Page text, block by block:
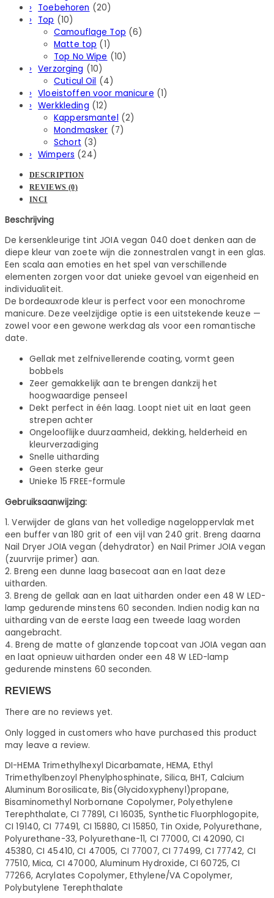
Toebehoren (20)
Top (10)
Camouflage Top (6)
Matte top (1)
Top No Wipe (10)
Verzorging (10)
Cuticul Oil (4)
Vloeistoffen voor manicure (1)
Werkkleding (12)
Kappersmantel (2)
Mondmasker (7)
Schort (3)
Wimpers (24)
DESCRIPTION
REVIEWS (0)
INCI
Beschrijving
De kersenkleurige tint JOIA vegan 040 doet denken aan de
diepe kleur van zoete wijn die zonnestralen vangt in een glas.
Een scala aan emoties en het spel van verschillende
elementen zorgen voor dat unieke gevoel van eigenheid en
individualiteit.
De bordeauxrode kleur is perfect voor een monochrome
manicure. Deze veelzijdige optie is een uitstekende keuze —
zowel voor een gewone werkdag als voor een romantische
date.
Gellak met zelfnivellerende coating, vormt geen
bobbels
Zeer gemakkelijk aan te brengen dankzij het
hoogwaardige penseel
Dekt perfect in één laag. Loopt niet uit en laat geen
strepen achter
Ongelooflijke duurzaamheid, dekking, helderheid en
kleurverzadiging
Snelle uitharding
Geen sterke geur
Unieke 15 FREE-formule
Gebruiksaanwijzing:
1. Verwijder de glans van het volledige nageloppervlak met
een buffer van 180 grit of een vijl van 240 grit. Breng daarna
Nail Dryer JOIA vegan (dehydrator) en Nail Primer JOIA vegan
(zuurvrije primer) aan.
2. Breng een dunne laag basecoat aan en laat deze
uitharden.
3. Breng de gellak aan en laat uitharden onder een 48 W LED-
lamp gedurende minstens 60 seconden. Indien nodig kan na
uitharding van de eerste laag een tweede laag worden
aangebracht.
4. Breng de matte of glanzende topcoat van JOIA vegan aan
en laat opnieuw uitharden onder een 48 W LED-lamp
gedurende minstens 60 seconden.
REVIEWS
There are no reviews yet.
Only logged in customers who have purchased this product
may leave a review.
DI-HEMA Trimethylhexyl Dicarbamate, HEMA, Ethyl
Trimethylbenzoyl Phenylphosphinate, Silica, BHT, Calcium
Aluminum Borosilicate, Bis(Glycidoxyphenyl)propane,
Bisaminomethyl Norbornane Copolymer, Polyethylene
Terephthalate, CI 77891, CI 16035, Synthetic Fluorphlogopite,
CI 19140, CI 77491, CI 15880, CI 15850, Tin Oxide, Polyurethane,
Polyurethane-33, Polyurethane-11, CI 77000, CI 42090, CI
45380, CI 45410, CI 47005, CI 77007, CI 77499, CI 77742, CI
77510, Mica, CI 47000, Aluminum Hydroxide, CI 60725, CI
77266, Acrylates Copolymer, Ethylene/VA Copolymer,
Polybutylene Terephthalate